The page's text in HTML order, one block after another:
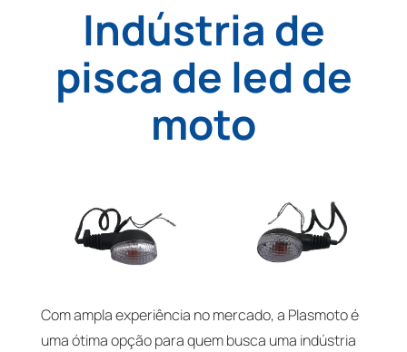
Indústria de
pisca de led de
moto
Com ampla experiência no mercado, a Plasmoto é
uma ótima opção para quem busca uma indústria